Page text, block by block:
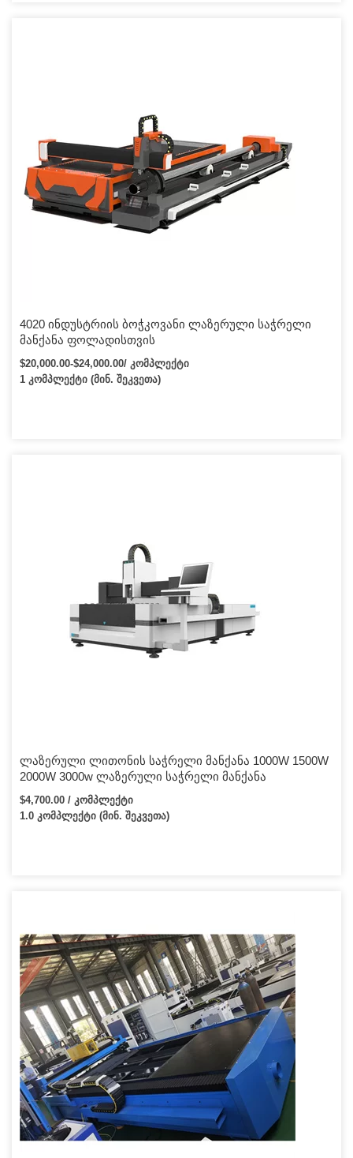
4020 ინდუსტრიის ბოჭკოვანი ლაზერული საჭრელი
მანქანა ფოლადისთვის
$20,000.00-$24,000.00/ კომპლექტი
1 კომპლექტი (მინ. შეკვეთა)
ლაზერული ლითონის საჭრელი მანქანა 1000W 1500W
2000W 3000w ლაზერული საჭრელი მანქანა
$4,700.00 / კომპლექტი
1.0 კომპლექტი (მინ. შეკვეთა)